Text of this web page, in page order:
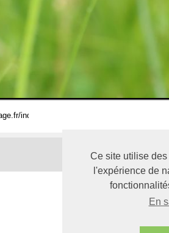
Ce site utilise
l'expérience de
En